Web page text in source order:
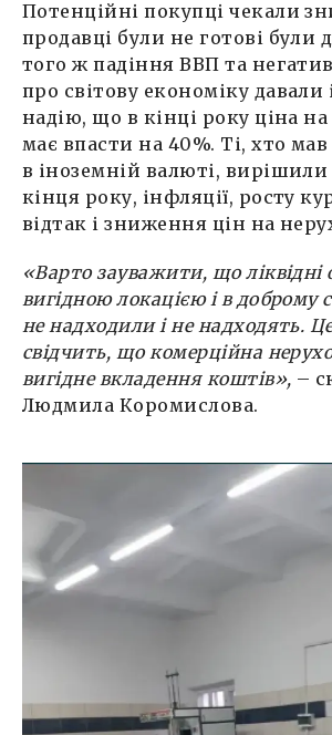
Потенційні покупці чекали
продавці були не готові були
того ж падіння ВВП та
про світову економіку давали
надію, що в кінці року ціна
має впасти на 40%. Ті, хто
в іноземній валюті,
кінця року, інфляції, росту
відтак і зниження цін на
«Варто зауважити, що ліквідні
вигідною локацією і в доброму
не надходили і не надходять.
свідчить, що комерційна
вигідне вкладення коштів», –
Людмила Коромислова.